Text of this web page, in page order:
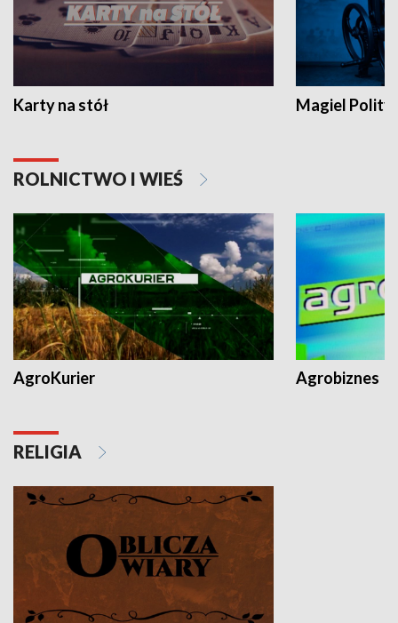
Karty na stół Magiel
ROLNICTWO I WIEŚ
AgroKurier Agrobiznes
RELIGIA